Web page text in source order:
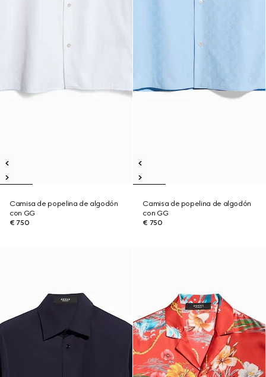
Camisa de popelina de algodón
con GG
€ 750
Camisa de popelina de algodón
con GG
€ 750